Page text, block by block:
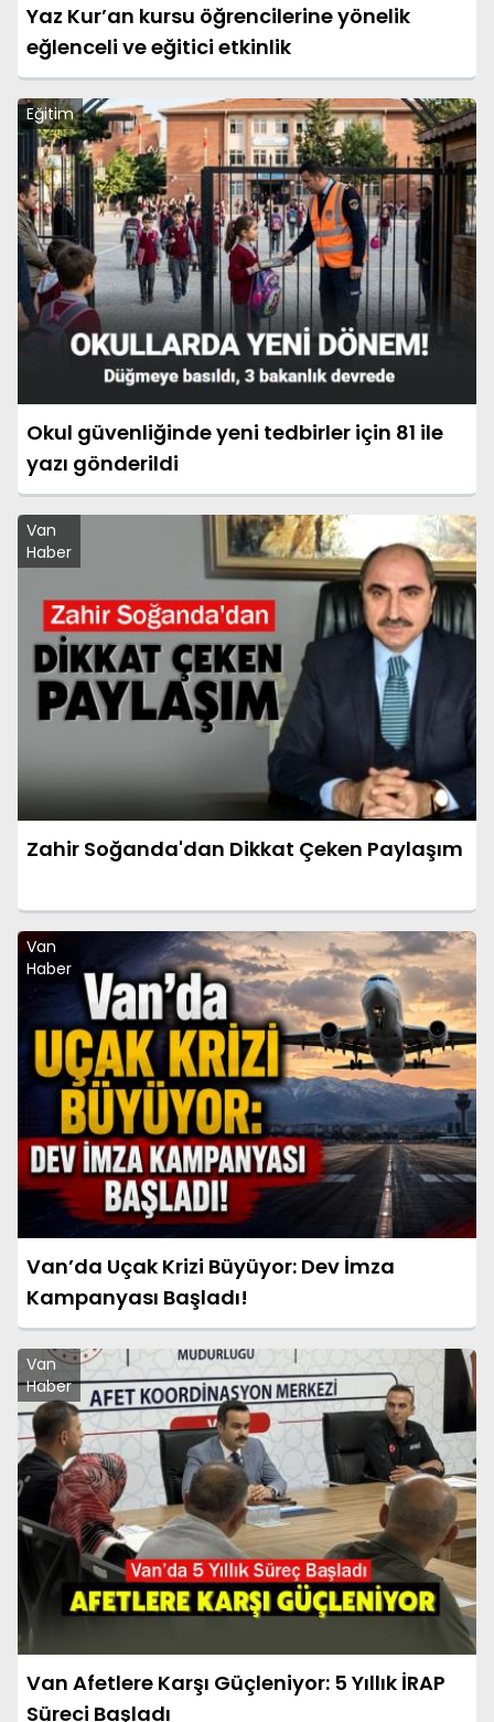
Yaz Kur’an kursu öğrencilerine yönelik
eğlenceli ve eğitici etkinlik
Eğitim
Okul güvenliğinde yeni tedbirler için 81 ile
yazı gönderildi
Van
Haber
Zahir Soğanda'dan Dikkat Çeken Paylaşım
Van
Haber
Van’da Uçak Krizi Büyüyor: Dev İmza
Kampanyası Başladı!
Van
Haber
Van Afetlere Karşı Güçleniyor: 5 Yıllık İRAP
Süreci Başladı